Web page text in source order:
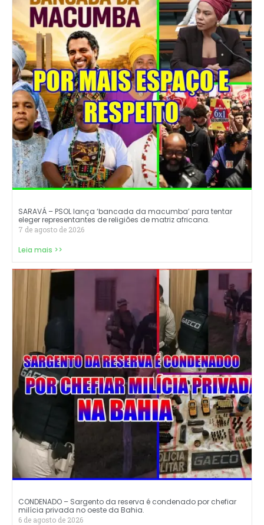
SARAVÁ – PSOL lança ‘bancada da macumba’ para tentar
eleger representantes de religiões de matriz africana.
7 de agosto de 2026
Leia mais >>
CONDENADO – Sargento da reserva é condenado por chefiar
milícia privada no oeste da Bahia.
6 de agosto de 2026